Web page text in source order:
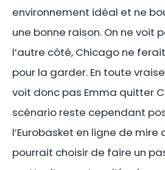
environnement idéal et ne
une bonne raison. On ne voit
l’autre côté, Chicago ne
pour la garder. En toute
voit donc pas Emma quitter
scénario reste cependant
l’Eurobasket en ligne de mire
pourrait choisir de faire un